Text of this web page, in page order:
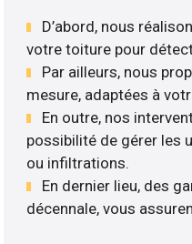
D’abord, nous
votre toiture pour
Par ailleurs, nous
mesure, adaptées à
En outre, nos
possibilité de gérer les
ou infiltrations.
En dernier lieu, des
décennale, vous